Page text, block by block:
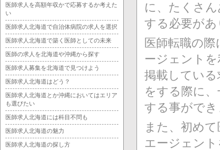
に、たくさ
する必要が
医師転職の
ージェント
掲載してい
をする際に
する事がで
また、初め
エージェン
医師求人を高額年収かで応募するか考えた
い
医師求人北海道で自治体病院の求人を選択
医師求人北海道で築く医師としての未来
医師の求人を北海道や沖縄から探す
医師求人募集を北海道で見つけよう
医師求人北海道はどう？
医師求人北海道とか沖縄においてはエリア
も選びたい
医師求人北海道には科目不問も
医師求人北海道の魅力
医師求人北海道の探し方